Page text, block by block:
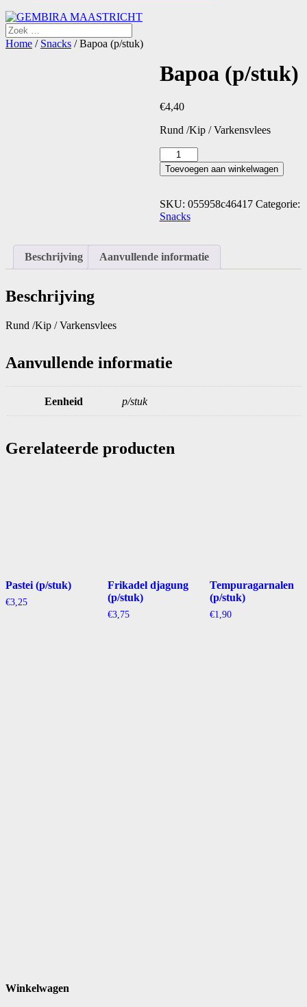
Home / Snacks / Bapoa (p/stuk)
Bapoa (p/stuk)
€4,40
Rund /Kip / Varkensvlees
Bapoa
(p/stuk)
aantal
Toevoegen aan winkelwagen
SKU: 055958c46417 Categorie:
Snacks
Beschrijving Aanvullende informatie
Beschrijving
Rund /Kip / Varkensvlees
Aanvullende informatie
Eenheid p/stuk
Gerelateerde producten
Pastei (p/stuk)
€3,25
Frikadel djagung
(p/stuk)
€3,75
Tempuragarnalen
(p/stuk)
€1,90
Winkelwagen